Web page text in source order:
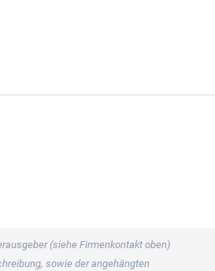
(siehe Firmenkontakt oben)
sowie der angehängten